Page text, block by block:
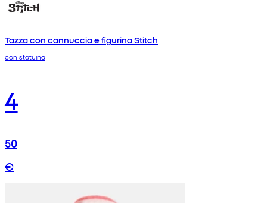
Tazza con cannuccia e figurina Stitch
con statuina
4
50
€